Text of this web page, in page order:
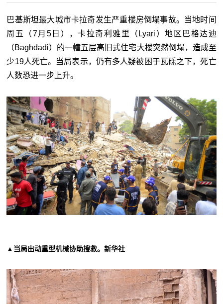
巴基斯坦最大城市卡拉奇发生严重楼房倒塌事故。当地时间
周五（7月5日），卡拉奇利雅里（Lyari）地区巴格达迪
（Baghdadi）的一幢五层高旧式住宅大楼突然倒塌，造成至
少19人死亡。当局表示，仍有多人疑被困于瓦砾之下，死亡
人数恐进一步上升。
▲当局出动重型机械协助搜救。新华社